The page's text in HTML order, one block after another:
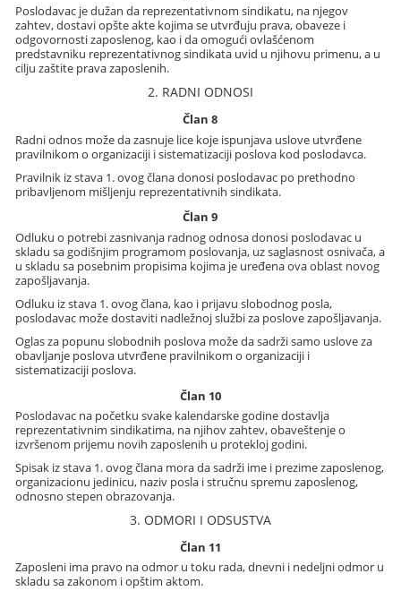
Poslodavac je dužan da reprezentativnom sindikatu, na njegov
zahtev, dostavi opšte akte kojima se utvrđuju prava, obaveze i
odgovornosti zaposlenog, kao i da omogući ovlašćenom
predstavniku reprezentativnog sindikata uvid u njihovu primenu, a u
cilju zaštite prava zaposlenih.
2. RADNI ODNOSI
Član 8
Radni odnos može da zasnuje lice koje ispunjava uslove utvrđene
pravilnikom o organizaciji i sistematizaciji poslova kod poslodavca.
Pravilnik iz stava 1. ovog člana donosi poslodavac po prethodno
pribavljenom mišljenju reprezentativnih sindikata.
Član 9
Odluku o potrebi zasnivanja radnog odnosa donosi poslodavac u
skladu sa godišnjim programom poslovanja, uz saglasnost osnivača, a
u skladu sa posebnim propisima kojima je uređena ova oblast novog
zapošljavanja.
Odluku iz stava 1. ovog člana, kao i prijavu slobodnog posla,
poslodavac može dostaviti nadležnoj službi za poslove zapošljavanja.
Oglas za popunu slobodnih poslova može da sadrži samo uslove za
obavljanje poslova utvrđene pravilnikom o organizaciji i
sistematizaciji poslova.
Član 10
Poslodavac na početku svake kalendarske godine dostavlja
reprezentativnim sindikatima, na njihov zahtev, obaveštenje o
izvršenom prijemu novih zaposlenih u protekloj godini.
Spisak iz stava 1. ovog člana mora da sadrži ime i prezime zaposlenog,
organizacionu jedinicu, naziv posla i stručnu spremu zaposlenog,
odnosno stepen obrazovanja.
3. ODMORI I ODSUSTVA
Član 11
Zaposleni ima pravo na odmor u toku rada, dnevni i nedeljni odmor u
skladu sa zakonom i opštim aktom.